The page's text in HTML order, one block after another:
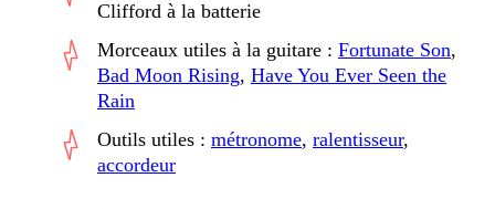
Clifford à la batterie
Morceaux utiles à la guitare : Fortunate Son,
Bad Moon Rising, Have You Ever Seen the
Rain
Outils utiles : métronome, ralentisseur,
accordeur